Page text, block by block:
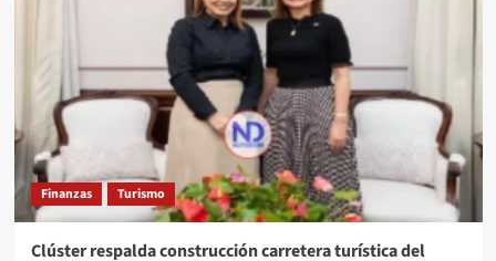
Finanzas Turismo
Clúster respalda construcción carretera turística del